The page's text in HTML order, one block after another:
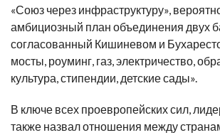
«Союз через инфраструктуру»,
амбициозный план объединения двух
согласованный Кишиневом и
мосты, роуминг, газ, электричество,
культура, стипендии, детские сады».
В ключе всех проевропейских сил,
также назвал отношения между